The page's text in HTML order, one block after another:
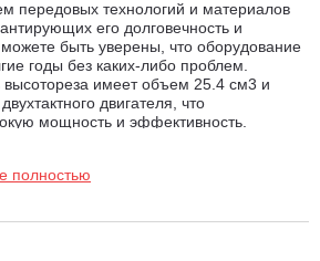
передовых технологий и материалов
его долговечность и
быть уверены, что оборудование
годы без каких-либо проблем.
высотореза имеет объем 25.4 см3 и
двигателя, что
мощность и эффективность.
сил, благодаря чему эта модель
полностью